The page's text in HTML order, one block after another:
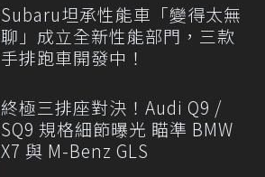
Subaru坦承性能車「變得太無
聊」成立全新性能部門，三款
手排跑車開發中！
終極三排座對決！Audi Q9 /
SQ9 規格細節曝光 瞄準 BMW
X7 與 M-Benz GLS